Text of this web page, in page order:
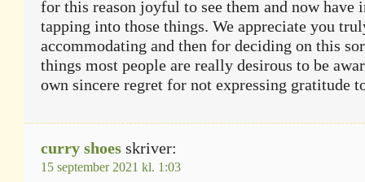
for this reason joyful to see them and now have
tapping into those things. We appreciate you
accommodating and then for deciding on this
things most people are really desirous to be
own sincere regret for not expressing gratitude
curry shoes skriver:
15 september 2021 kl. 1:03